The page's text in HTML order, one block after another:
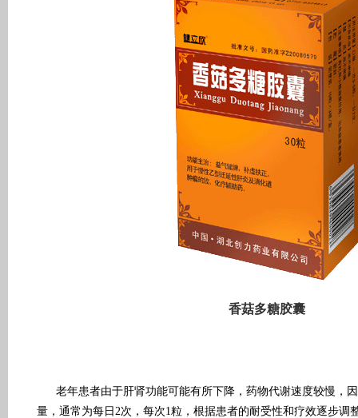
香菇多糖胶囊
老年患者由于肝肾功能可能有所下降，药物代谢速度较慢，
量，通常为每日2次，每次1粒，根据患者的耐受性和疗效逐步调